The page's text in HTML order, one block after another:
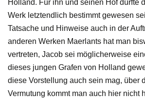
Holland. Für ihn und seinen Hof dürfte
Werk letztendlich bestimmt gewesen
Tatsache und Hinweise auch in der
anderen Werken Maerlants hat man
vertreten, Jacob sei möglicherweise
dieses jungen Grafen von Holland
diese Vorstellung auch sein mag, über
Vermutung kommt man auch hier nicht